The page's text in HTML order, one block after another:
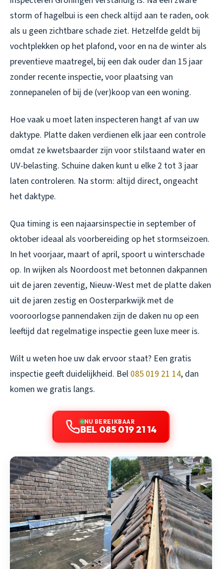
storm of hagelbui is een check altijd aan te raden, ook
als u geen zichtbare schade ziet. Hetzelfde geldt bij
vochtplekken op het plafond, voor en na de winter als
preventieve maatregel, bij een dak ouder dan 15 jaar
zonder recente inspectie, voor plaatsing van
zonnepanelen of bij de (ver)koop van een woning.
Hoe vaak u moet laten inspecteren hangt af van uw
daktype. Platte daken verdienen elk jaar een controle
omdat ze kwetsbaarder zijn voor stilstaand water en
UV-belasting. Schuine daken kunt u elke 2 tot 3 jaar
laten controleren. Na storm: altijd direct, ongeacht
het daktype.
Qua timing is een najaarsinspectie in september of
oktober ideaal als voorbereiding op het stormseizoen.
In het voorjaar, maart of april, spoort u winterschade
op. In wijken als Noordoost met betonnen dakpannen
uit de jaren zeventig, Nieuw-West met de platte daken
uit de jaren zestig en Oosterparkwijk met de
vooroorlogse pannendaken zijn de daken nu op een
leeftijd dat regelmatige inspectie geen luxe meer is.
Wilt u weten hoe uw dak ervoor staat? Een gratis
inspectie geeft duidelijkheid. Bel 085 019 21 14, dan
komen we gratis langs.
NU BEREIKBAAR
BEL 085 019 21 14